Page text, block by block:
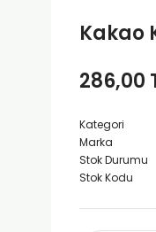
Kakao
286,00
Kategori
Marka
Stok Durumu
Stok Kodu